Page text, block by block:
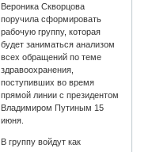
Вероника Скворцова
поручила сформировать
рабочую группу, которая
будет заниматься анализом
всех обращений по теме
здравоохранения,
поступивших во время
прямой линии с президентом
Владимиром Путиным 15
июня.
В группу войдут как